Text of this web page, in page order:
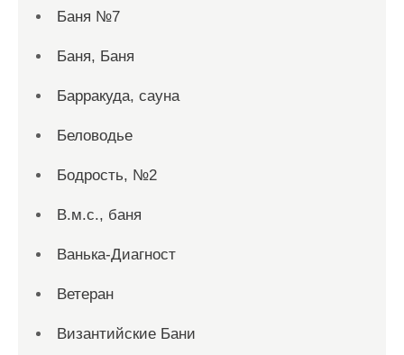
Баня №7
Баня, Баня
Барракуда, сауна
Беловодье
Бодрость, №2
В.м.с., баня
Ванька-Диагност
Ветеран
Византийские Бани